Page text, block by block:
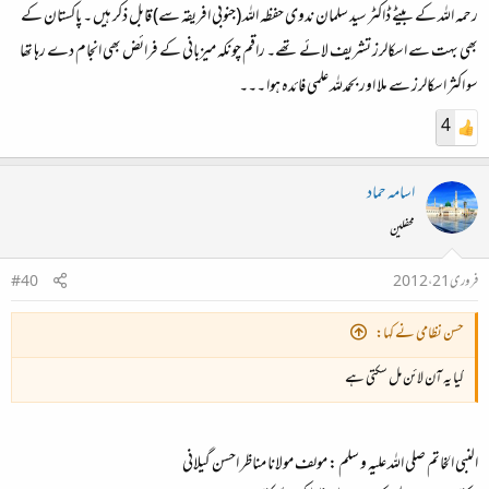
رحمہ اللہ کے بیٹے ڈاکٹر سید سلمان ندوی حفظہ اللہ (جنوبی افریقہ سے) قابل ذکر ہیں ۔ پاکستان کے
بھی بہت سے اسکالرز تشریف لائے تھے۔ راقم چونکہ میزبانی کے فرائض بھی انجام دے رہا تھا
سو اکثر اسکالرز سے ملا اور بحمدللہ علمی فائدہ ہوا ۔۔۔
4
اسامہ حماد
محفلین
فروری 21، 2012
#40
حسن نظامی نے کہا:
کیا یہ آن لائن مل سکتی ہے
النبی الخاتم صلی اللہ علیہ و سلم : مولف مولانا مناظر احسن گیلانی